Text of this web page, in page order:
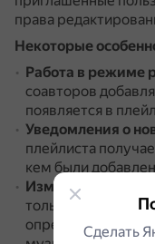
права
Некоторые
Работа в режиме
соавторов
появляется в
Уведомления о
плейлиста
кем были
Изменение
только владелец
определённую
Сделать